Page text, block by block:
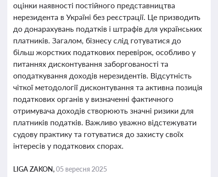
оцінки наявності постійного представництва
нерезидента в Україні без реєстрації. Це призводить
до донарахувань податків і штрафів для українських
платників. Загалом, бізнесу слід готуватися до
більш жорстких податкових перевірок, особливо у
питаннях дисконтування заборгованості та
оподаткування доходів нерезидентів. Відсутність
чіткої методології дисконтування та активна позиція
податкових органів у визначенні фактичного
отримувача доходів створюють значні ризики для
платників податків. Важливо уважно відстежувати
судову практику та готуватися до захисту своїх
інтересів у податкових спорах.
LIGA ZAKON,05 вересня 2025